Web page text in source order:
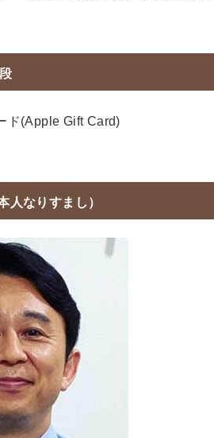
ド(Apple Gift Card)
人なりすまし）